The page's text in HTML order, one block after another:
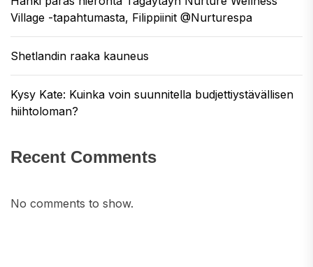
Village -tapahtumasta, Filippiinit @Nurturespa
Shetlandin raaka kauneus
Kysy Kate: Kuinka voin suunnitella budjettiystävällisen
hiihtoloman?
Recent Comments
No comments to show.